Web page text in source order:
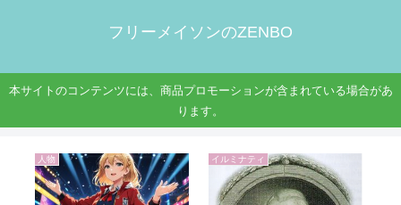
フリーメイソンのZENBO
本サイトのコンテンツには、商品プロモーションが含まれている場合があ
ります。
人物 人物